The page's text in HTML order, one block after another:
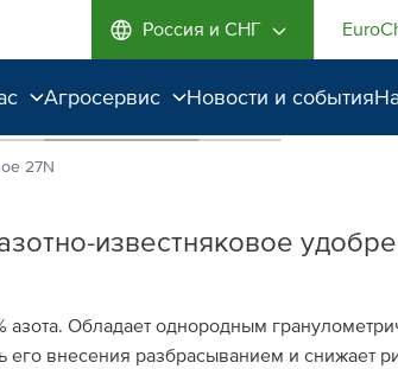
Россия и СНГ
и
от лидера
Агросервис Новости и события
27N
известняковое
азота. Обладает однородным
его внесения разбрасыванием и снижает